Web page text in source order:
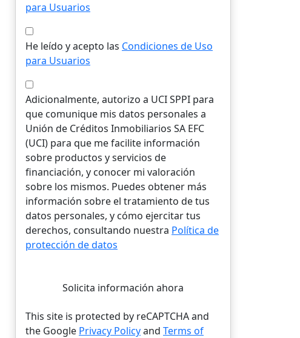
para Usuarios
He leído y acepto las Condiciones de Uso
para Usuarios
Adicionalmente, autorizo a UCI SPPI para
que comunique mis datos personales a
Unión de Créditos Inmobiliarios SA EFC
(UCI) para que me facilite información
sobre productos y servicios de
financiación, y conocer mi valoración
sobre los mismos. Puedes obtener más
información sobre el tratamiento de tus
datos personales, y cómo ejercitar tus
derechos, consultando nuestra Política de
protección de datos
Solicita información ahora
This site is protected by reCAPTCHA and
the Google Privacy Policyand Terms of